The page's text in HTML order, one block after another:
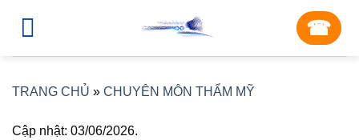
☎︎
TRANG CHỦ » CHUYÊN MÔN THẨM MỸ
Cập nhật: 03/06/2026.